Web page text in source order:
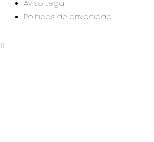
Aviso Legal
Políticas de privacidad